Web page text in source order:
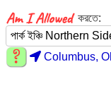
করতে:
Columbus,